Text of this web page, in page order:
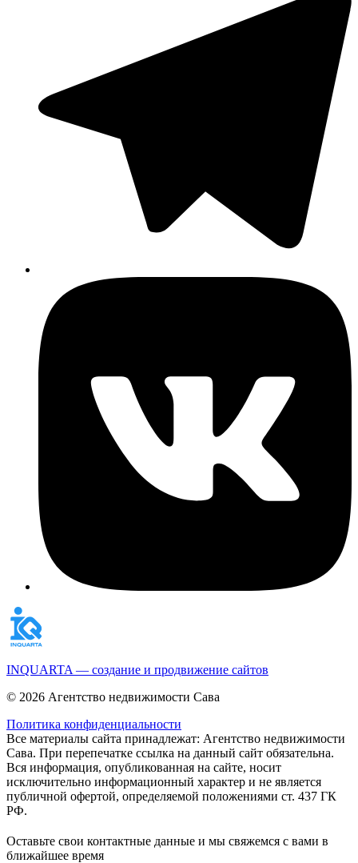
INQUARTA — создание и продвижение сайтов
© 2026 Агентство недвижимости Сава
Политика конфиденциальности
Все материалы сайта принадлежат: Агентство недвижимости
Сава. При перепечатке ссылка на данный сайт обязательна.
Вся информация, опубликованная на сайте, носит
исключительно информационный характер и не является
публичной офертой, определяемой положениями ст. 437 ГК
РФ.
Оставьте свои контактные данные и мы свяжемся с вами в
ближайшее время